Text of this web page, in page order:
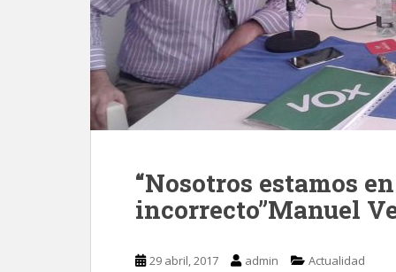
“Nosotros estamos
incorrecto”Manuel
29 abril, 2017 admin Actualidad